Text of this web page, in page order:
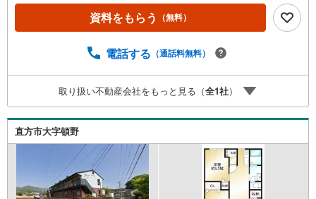
いと、本当は3.990万円まで借りられる方でも4.000万円で
審査を出してしまうと「否決」になるかも…記録も残りま
れがある」などなど、あらゆる金融機関から解決の糸口を
市内引越し応援事業」が開始されており、条件次第で最大1
15万円の助成が受けられる大チャンスです！住宅ローン減
いたします。最後に圧倒的なスピード感と適切な相場観で
全力サポート！不動産の悩みは福重へ、ぜひお気軽にお問
合せください。
資料をもらう （無料）
電話する （通話料無料）
取り扱い不動産会社をもっと見る（全1社）
直方市大字頓野